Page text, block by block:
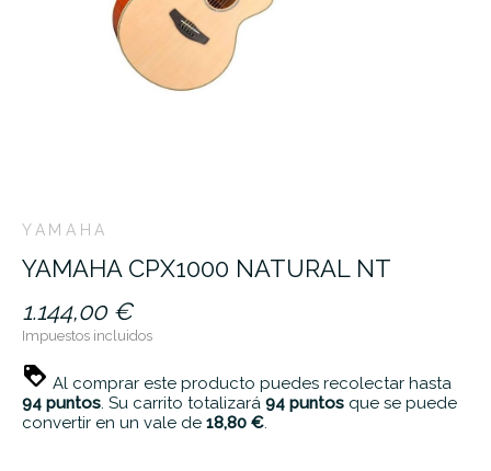
YAMAHA
YAMAHA CPX1000 NATURAL NT
1.144,00 €
Impuestos incluidos
Al comprar este producto puedes recolectar hasta
94 puntos. Su carrito totalizará 94 puntos que se puede
convertir en un vale de 18,80 €.